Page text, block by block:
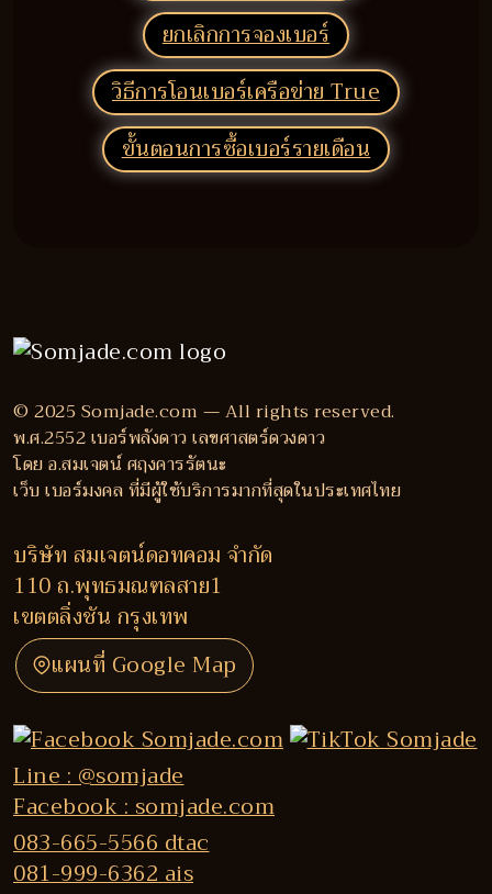
ยกเลิกการจองเบอร์
วิธีการโอนเบอร์เครือข่าย True
ขั้นตอนการซื้อเบอร์รายเดือน
© 2025 Somjade.com — All rights reserved.
พ.ศ.2552 เบอร์พลังดาว เลขศาสตร์ดวงดาว
โดย อ.สมเจตน์ ศฤงคารรัตนะ
เว็บ เบอร์มงคล ที่มีผู้ใช้บริการมากที่สุดในประเทศไทย
บริษัท สมเจตน์ดอทคอม จำกัด
110 ถ.พุทธมณฑลสาย1
เขตตลิ่งชัน กรุงเทพ
แผนที่ Google Map
Line : @somjade
Facebook : somjade.com
083-665-5566 dtac
081-999-6362 ais